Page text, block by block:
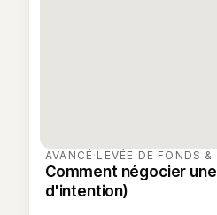
AVANCÉ · LEVÉE DE FONDS &
Comment négocier
d'intention)